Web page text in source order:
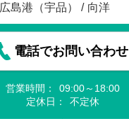
広島港（宇品） / 向洋
電話でお問い合わせ
営業時間：
09:00～18:00
定休日：
不定休